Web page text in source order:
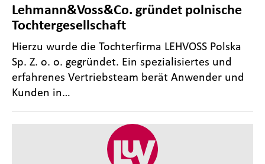
Lehmann&Voss&Co. gründet polnische
Tochtergesellschaft
Hierzu wurde die Tochterfirma LEHVOSS Polska
Sp. Z. o. o. gegründet. Ein spezialisiertes und
erfahrenes Vertriebsteam berät Anwender und
Kunden in…